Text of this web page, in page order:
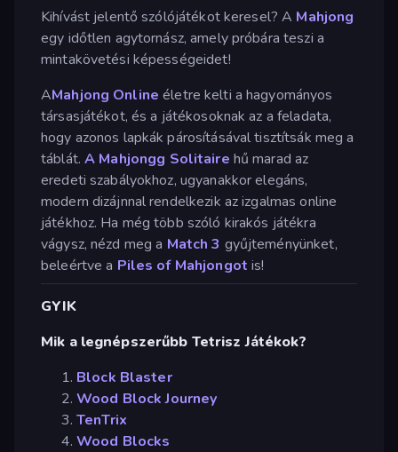
Kihívást jelentő szólójátékot keresel? A Mahjong
egy időtlen agytornász, amely próbára teszi a
mintakövetési képességeidet!
AMahjong Online életre kelti a hagyományos
társasjátékot, és a játékosoknak az a feladata,
hogy azonos lapkák párosításával tisztítsák meg a
táblát.A Mahjongg Solitaire hű marad az
eredeti szabályokhoz, ugyanakkor elegáns,
modern dizájnnal rendelkezik az izgalmas online
játékhoz. Ha még több szóló kirakós játékra
vágysz, nézd meg a Match 3 gyűjteményünket,
beleértve a Piles of Mahjongot is!
GYIK
Mik a legnépszerűbb Tetrisz Játékok?
Block Blaster
Wood Block Journey
TenTrix
Wood Blocks